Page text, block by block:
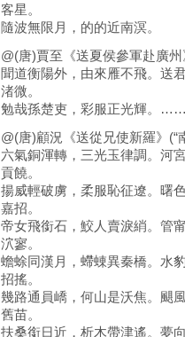
客星。
隨波無限月，的的近南溟。
@(唐)賈至《送夏侯參軍赴廣州
聞道衡陽外，由來雁不飛。送
渚微。
勉哉孫楚吏，彩服正光輝。
@(唐)顧況《送從兄使新羅》(“
六氣銅渾轉，三光玉律調。河
貢饒。
揚威輕破虜，柔服恥征遼。曙
嘉招。
帝女飛銜石，鮫人賣淚綃。管
泬寥。
蟾蜍同漢月，螮蝀異秦橋。水
招搖。
幾路通員嶠，何山是沃焦。颶
舊苗。
扶桑銜日近，析木帶津遙。夢